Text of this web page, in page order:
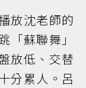
放沈老師的
「蘇聯舞」
放低、交替
分累人。呂